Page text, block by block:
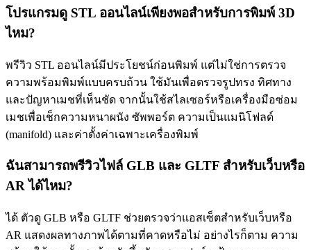
โปรแกรมดู STL ออนไลน์เพียงพอสำหรับการพิมพ์ 3D
ไหม?
พรีวิว STL ออนไลน์มีประโยชน์ก่อนพิมพ์ แต่ไม่ใช่การตรวจ
ความพร้อมพิมพ์แบบครบถ้วน ใช้มันเพื่อตรวจรูปทรง ทิศทาง
และปัญหาเมชที่เห็นชัด จากนั้นใช้สไลเซอร์หรือเครื่องมือซ่อม
เมชเพื่อเช็กความหนาผนัง ซัพพอร์ต ความเป็นแมนิโฟลด์
(manifold) และค่าตั้งค่าเฉพาะเครื่องพิมพ์
ฉันสามารถพรีวิวไฟล์ GLB และ GLTF สำหรับเว็บหรือ
AR ได้ไหม?
ได้ ตัวดู GLB หรือ GLTF ช่วยตรวจว่าแอสเซ็ตสำหรับเว็บหรือ
AR แสดงผลทางภาพได้ตามที่คาดหรือไม่ อย่างไรก็ตาม ความ